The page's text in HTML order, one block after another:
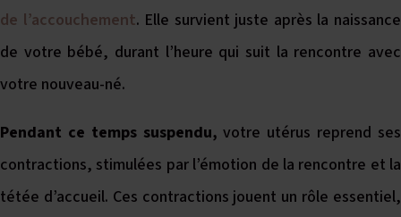
de l’accouchement. Elle survient juste après la naissance
de votre bébé, durant l’heure qui suit la rencontre avec
votre nouveau-né.
Pendant ce temps suspendu, votre utérus reprend ses
contractions, stimulées par l’émotion de la rencontre et la
tétée d’accueil. Ces contractions jouent un rôle essentiel,